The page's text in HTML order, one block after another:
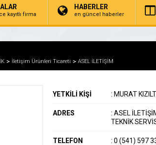
kayıtlı firma
HABERLER
en güncel haberler
İletişim Ürünleri Ticareti ASEL İLETİŞİM
YETKİLİ KİŞİ : MURAT
ADRES : ASEL
TEKNİK
TELEFON : 0 (541) 597